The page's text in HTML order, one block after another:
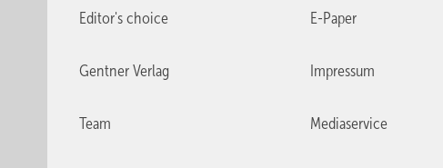
Editor's choice E-Paper
Gentner Verlag Impressum
Team Mediaservice